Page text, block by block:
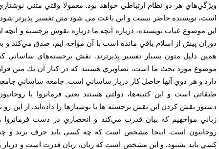
هر دو نظام ارتباطي خواهد بود. معمولا وقتي متني نوشتاري
نويسنده حاضر نيست و اين باعث مي شود متن تفسير پذيرتر شود.
موضوع غياب نويسنده، درباره آنچه ما درباره نقوش برجسته و آنچه از
پيش از اسلام باقي مانده است با آن مواجه ايم، صدق مي‌كند و به
دليل متون بسيار تفسير پذيرترند. نقش برجسته‌هاي ساساني كه
مورد بحث ما است، تصاويري هستند كه در كنار آن يك متن قرار
و هر دوي آنها حاصل كار دربار ساساني است. جامعه ساساني جامعه
است و اين كتيبه‌ها، ‌دولتي هستند يعني فرمانروا يا روحانيون
نقش كردن اين نقش برجسته ها يا نوشتارها را داده‌اند. از اين رو با
مواجهيم كه بيان قدرت مي‌کند و انحصاري در دست فرمانروا و
است. اينجا مشخص است كه چه كسي بايد حرف بزند و چه
بايد بشنود. و اين مشخص است كه زبان، زبان قدرت است و دربار و